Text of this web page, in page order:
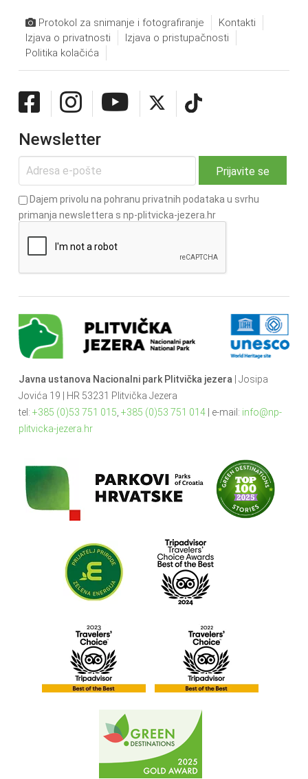
Protokol za snimanje i fotografiranje
Kontakti
Izjava o privatnosti
Izjava o pristupačnosti
Politika kolačića
Newsletter
Dajem privolu na pohranu privatnih podataka u svrhu
primanja newslettera s np-plitvicka-jezera.hr
Javna ustanova Nacionalni park Plitvička jezera | Josipa
Jovića 19 | HR 53231 Plitvička Jezera
tel: +385 (0)53 751 015 +385 (0)53 751 014| e-mail: info@np-
plitvicka-jezera.hr